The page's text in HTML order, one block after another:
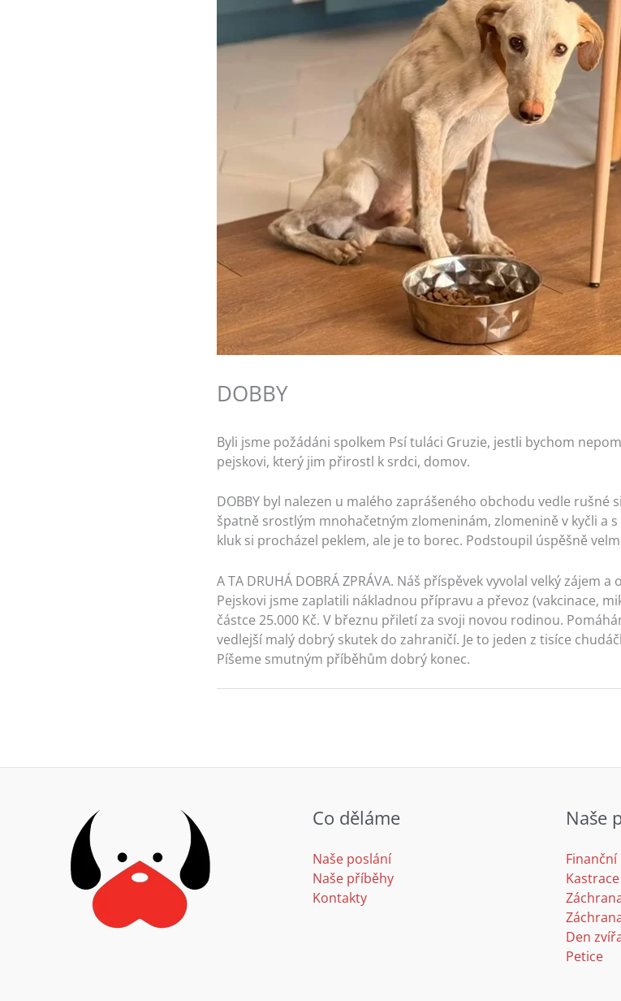
DOBBY
Byli jsme požádáni spolkem Psí tuláci Gruzie, jestli bychom
pejskovi, který jim přirostl k srdci, domov.
DOBBY byl nalezen u malého zaprášeného obchodu vedle rušné
špatně srostlým mnohačetným zlomeninám, zlomenině v kyčli a
kluk si procházel peklem, ale je to borec. Podstoupil úspěšně
A TA DRUHÁ DOBRÁ ZPRÁVA. Náš příspěvek vyvolal velký zájem
Pejskovi jsme zaplatili nákladnou přípravu a převoz (vakcinace,
částce 25.000 Kč. V březnu přiletí za svoji novou rodinou.
vedlejší malý dobrý skutek do zahraničí. Je to jeden z tisíce
Píšeme smutným příběhům dobrý konec.
Co děláme
Naše poslání
Naše příběhy
Kontakty
Naše
Den
Petice